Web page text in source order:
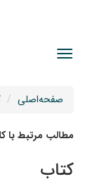
صفحه‌اصلی
مطالب مرتبط با
کتاب